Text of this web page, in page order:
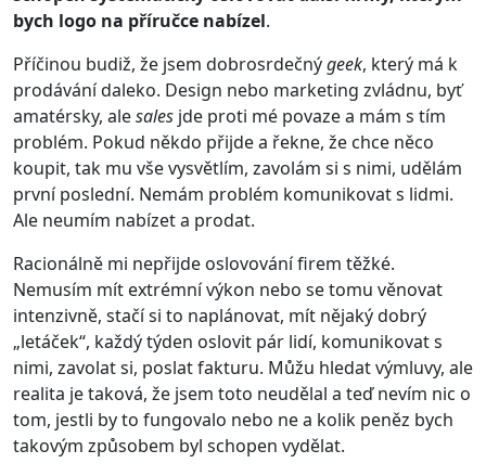
bych logo na příručce nabízel.
Příčinou budiž, že jsem dobrosrdečnýgeek, který má k
prodávání daleko. Design nebo marketing zvládnu, byť
amatérsky, alesales jde proti mé povaze a mám s tím
problém. Pokud někdo přijde a řekne, že chce něco
koupit, tak mu vše vysvětlím, zavolám si s nimi, udělám
první poslední. Nemám problém komunikovat s lidmi.
Ale neumím nabízet a prodat.
Racionálně mi nepřijde oslovování firem těžké.
Nemusím mít extrémní výkon nebo se tomu věnovat
intenzivně, stačí si to naplánovat, mít nějaký dobrý
„letáček“, každý týden oslovit pár lidí, komunikovat s
nimi, zavolat si, poslat fakturu. Můžu hledat výmluvy, ale
realita je taková, že jsem toto neudělal a teď nevím nic o
tom, jestli by to fungovalo nebo ne a kolik peněz bych
takovým způsobem byl schopen vydělat.